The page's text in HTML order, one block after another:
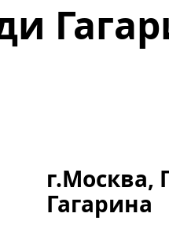
г.Москва,
Гагарина